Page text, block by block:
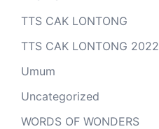
TTS CAK LONTONG
TTS CAK LONTONG 2022
Umum
Uncategorized
WORDS OF WONDERS